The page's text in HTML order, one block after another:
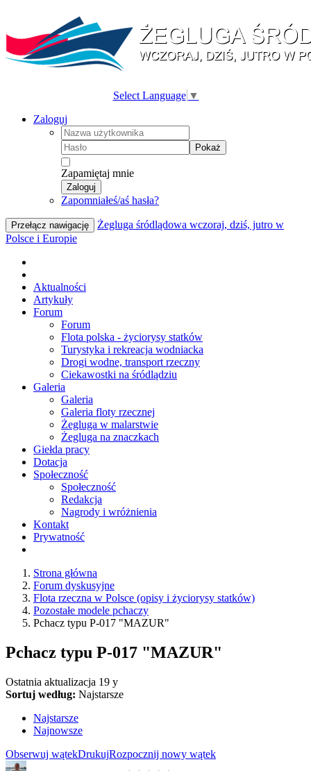
Select Language ▼
Zaloguj
Pokaż
Zapamiętaj mnie
Zaloguj
Zapomniałeś/aś hasła?
Przełącz nawigację
Żegluga śródlądowa wczoraj, dziś, jutro w
Polsce i Europie
Aktualności
Artykuły
Forum
Forum
Flota polska - życiorysy statków
Turystyka i rekreacja wodniacka
Drogi wodne, transport rzeczny
Ciekawostki na śródlądziu
Galeria
Galeria
Galeria floty rzecznej
Żegluga w malarstwie
Żegluga na znaczkach
Giełda pracy
Dotacja
Społeczność
Społeczność
Redakcja
Nagrody i wróżnienia
Kontakt
Prywatność
Strona główna
Forum dyskusyjne
Flota rzeczna w Polsce (opisy i życiorysy statków)
Pozostałe modele pchaczy
Pchacz typu P-017 "MAZUR"
Pchacz typu P-017 "MAZUR"
Ostatnia aktualizacja 19 y
Sortuj według: Najstarsze
Najstarsze
Najnowsze
Obserwuj wątekDrukujRozpocznij nowy wątek